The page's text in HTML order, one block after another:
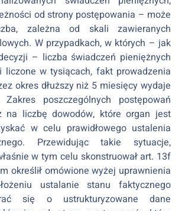
od strony postępowania – może
zależna od skali zawieranych
W przypadkach, w których – jak
– liczba świadczeń pieniężnych
liczone w tysiącach, fakt prowadzenia
okres dłuższy niż 5 miesięcy wydaje
poszczególnych postępowań
na liczbę dowodów, które organ jest
w celu prawidłowego ustalenia
Przewidując takie sytuacje,
w tym celu skonstruował art. 13f
określił omówione wyżej uprawnienia
ustalanie stanu faktycznego
się o ustrukturyzowane dane